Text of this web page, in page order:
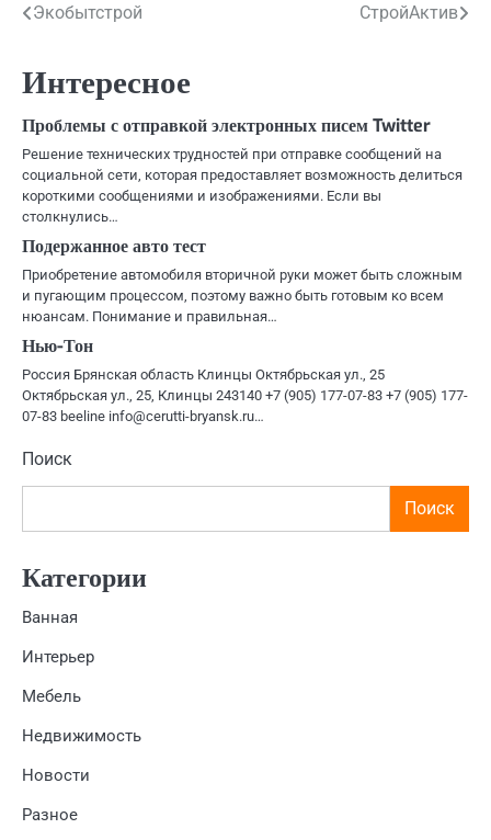
Навигация
записям
Экобытстрой СтройАктив
Интересное
Проблемы с отправкой электронных писем Twitter
Решение технических трудностей при отправке сообщений на
социальной сети, которая предоставляет возможность делиться
короткими сообщениями и изображениями. Если вы
столкнулись…
Подержанное авто тест
Приобретение автомобиля вторичной руки может быть сложным
и пугающим процессом, поэтому важно быть готовым ко всем
нюансам. Понимание и правильная…
Нью-Тон
Россия Брянская область Клинцы Октябрьская ул., 25
Октябрьская ул., 25, Клинцы 243140 +7 (905) 177-07-83 +7 (905) 177-
07-83 beeline info@cerutti-bryansk.ru…
Поиск
Поиск
Категории
Ванная
Интерьер
Мебель
Недвижимость
Новости
Разное